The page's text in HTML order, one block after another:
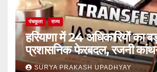
पंचकूला राज्य
हरियाणा में 24 अधिकारियों का
प्रशासनिक फेरबदल, रजनी
वरिष्ठ IAS शामिल
SURYA PRAKASH UPADHYAY